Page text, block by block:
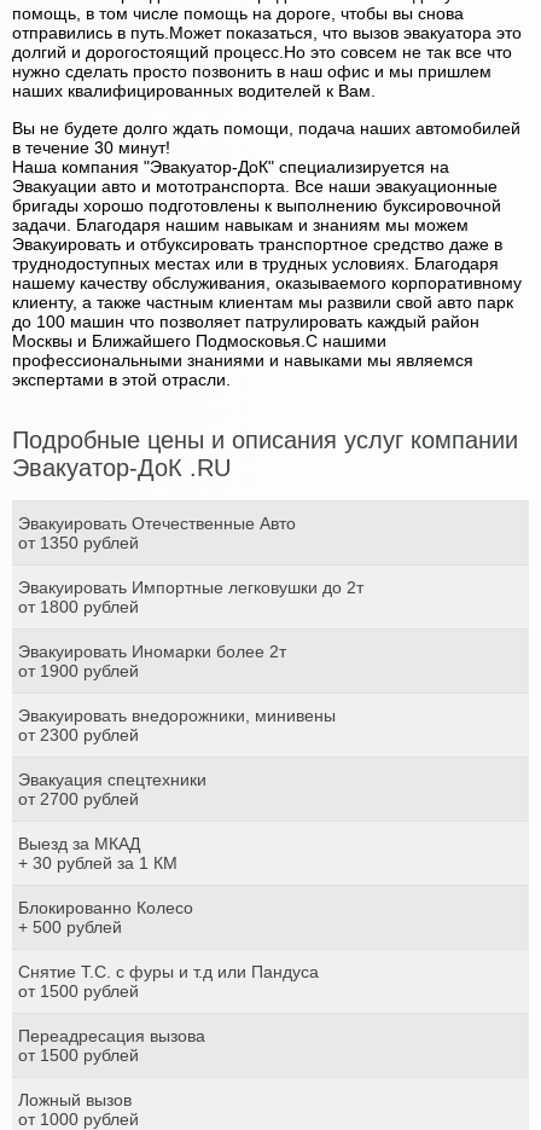
помощь, в том числе помощь на дороге, чтобы вы снова
отправились в путь.Может показаться, что вызов эвакуатора это
долгий и дорогостоящий процесс.Но это совсем не так все что
нужно сделать просто позвонить в наш офис и мы пришлем
наших квалифицированных водителей к Вам.
Вы не будете долго ждать помощи, подача наших автомобилей
в течение 30 минут!
Наша компания "Эвакуатор-ДоК" специализируется на
Эвакуации авто и мототранспорта. Все наши эвакуационные
бригады хорошо подготовлены к выполнению буксировочной
задачи. Благодаря нашим навыкам и знаниям мы можем
Эвакуировать и отбуксировать транспортное средство даже в
труднодоступных местах или в трудных условиях. Благодаря
нашему качеству обслуживания, оказываемого корпоративному
клиенту, а также частным клиентам мы развили свой авто парк
до 100 машин что позволяет патрулировать каждый район
Москвы и Ближайшего Подмосковья.С нашими
профессиональными знаниями и навыками мы являемся
экспертами в этой отрасли.
Подробные цены и описания услуг компании
Эвакуатор-ДоК .RU
Эвакуировать Отечественные Авто
от 1350 рублей
Эвакуировать Импортные легковушки до 2т
от 1800 рублей
Эвакуировать Иномарки более 2т
от 1900 рублей
Эвакуировать внедорожники, минивены
от 2300 рублей
Эвакуация спецтехники
от 2700 рублей
Выезд за МКАД
+ 30 рублей за 1 КМ
Блокированно Колесо
+ 500 рублей
Снятие Т.С. с фуры и т.д или Пандуса
от 1500 рублей
Переадресация вызова
от 1500 рублей
Ложный вызов
от 1000 рублей